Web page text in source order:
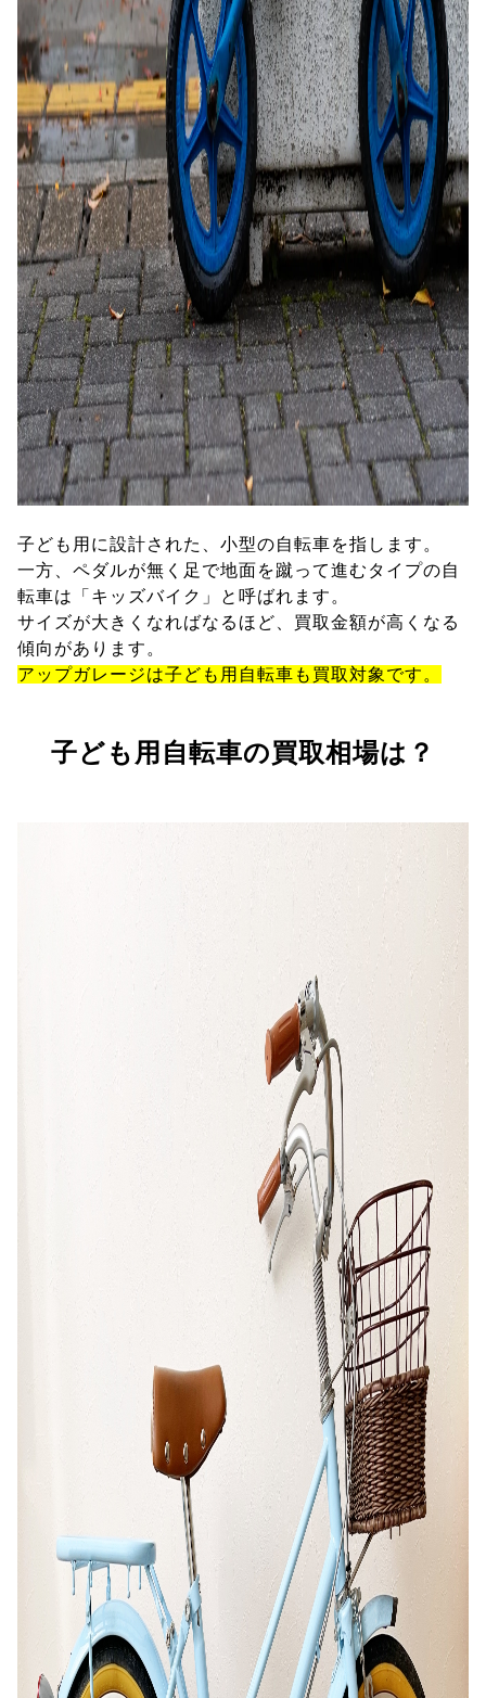
子ども用に設計された、小型の自転車を指します。
一方、ペダルが無く足で地面を蹴って進むタイプの自
転車は「キッズバイク」と呼ばれます。
サイズが大きくなればなるほど、買取金額が高くなる
傾向があります。
アップガレージは子ども用自転車も買取対象です。
子ども用自転車の買取相場は？